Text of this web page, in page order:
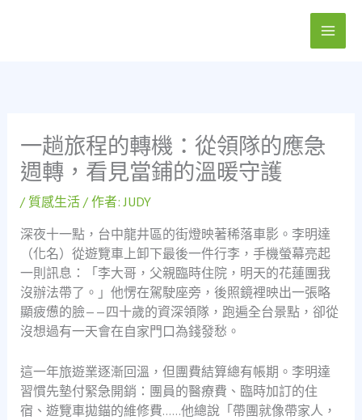
一趟旅程的轉機：從領隊的應急
週轉，看見當鋪的溫暖守護
/ 質感生活/ 作者:JUDY
深夜十一點，台中龍井區的街燈映著稀落車影。李明達
（化名）從遊覽車上卸下最後一件行李，手機螢幕亮起
一則訊息：「李大哥，父親臨時住院，明天的花蓮團我
沒辦法帶了。」他愣在駕駛座旁，後照鏡裡映出一張略
顯疲憊的臉——四十歲的資深領隊，跑遍全台景點，卻從
沒想過有一天會在自家門口為錢發愁。
這一年旅遊業逐漸回溫，但團費結算總有帳期。李明達
習慣先墊付緊急開銷：團員的醫療費、臨時加訂的住
宿、遊覽車拋錨的維修費……他總說「帶團就像帶家人，